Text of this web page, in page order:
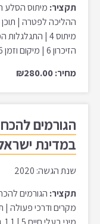
תקציר: מיתוס הסלע
הזיכרון 6 | מיקום וזמן 6 | נסיבות 7 | 4. קהילת זיכרון 7 …
מחיר: ₪280.00
הגורמים
במדינת
שנת הגשה: 2020 מספר מילים: 5592
תקציר: הגורמים